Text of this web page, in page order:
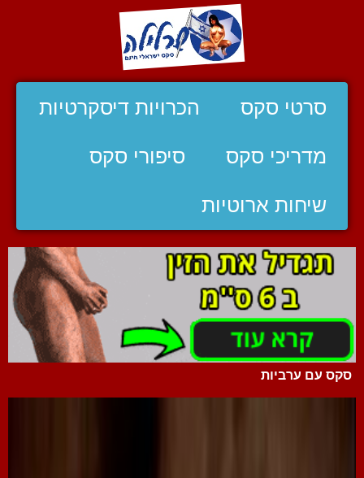
סרטי סקס הכרויות דיסקרטיות
מדריכי סקס סיפורי סקס
שיחות ארוטיות
סקס עם ערביות